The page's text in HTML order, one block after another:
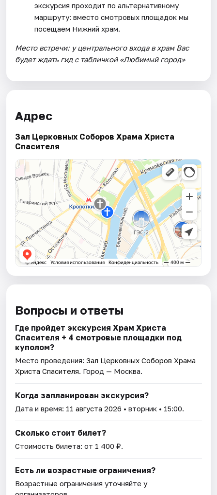
экскурсия проходит по альтернативному
маршруту: вместо смотровых площадок мы
посещаем Нижний храм.
Место встречи: у центрального входа в храм Вас
будет ждать гид с табличкой «Любимый город»
Адрес
Зал Церковных Соборов Храма Христа
Спасителя
Вопросы и ответы
Где пройдет экскурсия Храм Христа
Спасителя + 4 смотровые площадки под
куполом?
Место проведения:Зал Церковных Соборов Храма
Христа Спасителя. Город — Москва.
Когда запланирован экскурсия?
Дата и время: 11 августа 2026 • вторник • 15:00.
Сколько стоит билет?
Стоимость билета: от 1 400 ₽.
Есть ли возрастные ограничения?
Возрастные ограничения уточняйте у